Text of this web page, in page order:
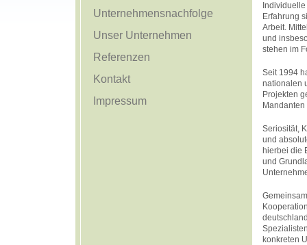
Erfahrung
Arbeit.
und
stehen im
Seit 1994
nationalen
Projekten
Seriosität,
und
hierbei die
und
konkreten
Unternehmensnachfolge
Unser Unternehmen
Referenzen
Kontakt
Impressum